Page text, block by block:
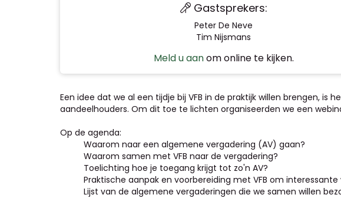
Gastsprekers:
Peter De Neve
Tim Nijsmans
Meld u aanom online te kijken.
Een idee dat we al een tijdje bij VFB in de praktijk willen brengen,
aandeelhouders. Om dit toe te lichten organiseerden we een
Op de agenda:
Waarom naar een algemene vergadering (AV) gaan?
Waarom samen met VFB naar de vergadering?
Toelichting hoe je toegang krijgt tot zo'n AV?
Praktische aanpak en voorbereiding met VFB om
Lijst van de algemene vergaderingen die we samen willen